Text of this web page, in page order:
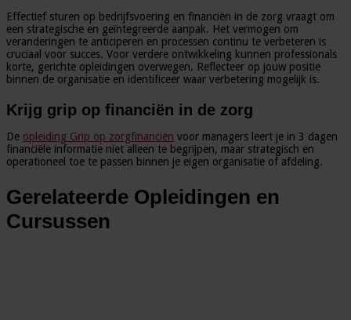
Effectief sturen op bedrijfsvoering en financiën in de zorg vraagt om
een strategische en geïntegreerde aanpak. Het vermogen om
veranderingen te anticiperen en processen continu te verbeteren is
cruciaal voor succes. Voor verdere ontwikkeling kunnen professionals
korte, gerichte opleidingen overwegen. Reflecteer op jouw positie
binnen de organisatie en identificeer waar verbetering mogelijk is.
Krijg grip op financiën in de zorg
De opleiding Grip op zorgfinanciën voor managers leert je in 3 dagen
financiële informatie niet alleen te begrijpen, maar strategisch en
operationeel toe te passen binnen je eigen organisatie of afdeling.
Gerelateerde Opleidingen en
Cursussen